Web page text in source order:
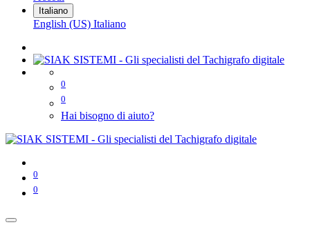
Italiano
English (US) Italiano
0
0
Hai bisogno di aiuto?
0
0